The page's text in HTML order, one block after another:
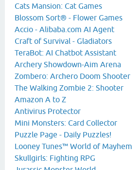
Cats Mansion: Cat Games
Blossom Sort® - Flower Games
Accio - Alibaba.com AI Agent
Craft of Survival - Gladiators
TeraBot: AI Chatbot Assistant
Archery Showdown-Aim Arena
Zombero: Archero Doom Shooter
The Walking Zombie 2: Shooter
Amazon A to Z
Antivirus Protector
Mini Monsters: Card Collector
Puzzle Page - Daily Puzzles!
Looney Tunes™ World of Mayhem
Skullgirls: Fighting RPG